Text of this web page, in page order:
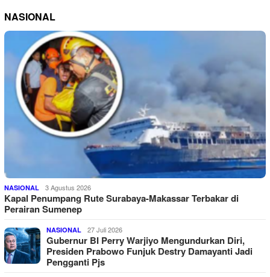
NASIONAL
NASIONAL 3 Agustus 2026
Kapal Penumpang Rute Surabaya-Makassar Terbakar di
Perairan Sumenep
NASIONAL 27 Juli 2026
Gubernur BI Perry Warjiyo Mengundurkan Diri,
Presiden Prabowo Funjuk Destry Damayanti Jadi
Pengganti Pjs